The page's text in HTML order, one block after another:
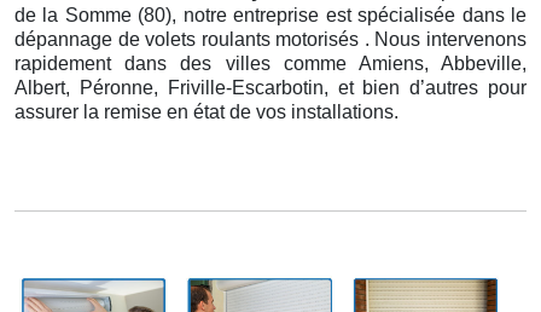
de la Somme (80), notre entreprise est spécialisée dans le
dépannage de volets roulants motorisés . Nous intervenons
rapidement dans des villes comme Amiens, Abbeville,
Albert, Péronne, Friville-Escarbotin, et bien d’autres pour
assurer la remise en état de vos installations.